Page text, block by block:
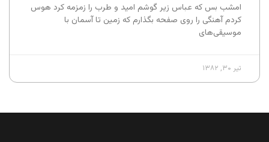
امشب بس که عباس زیر گوشم امید و طرب را زمزمه کرد هوس
کردم آهنگی را روی صفحه بگذارم که زمین تا آسمان با
موسیقی‌های
تیر ۳۰, ۱۳۸۲